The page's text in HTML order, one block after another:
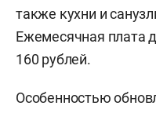
также кухни и
Ежемесячная плата
160 рублей.
Особенностью